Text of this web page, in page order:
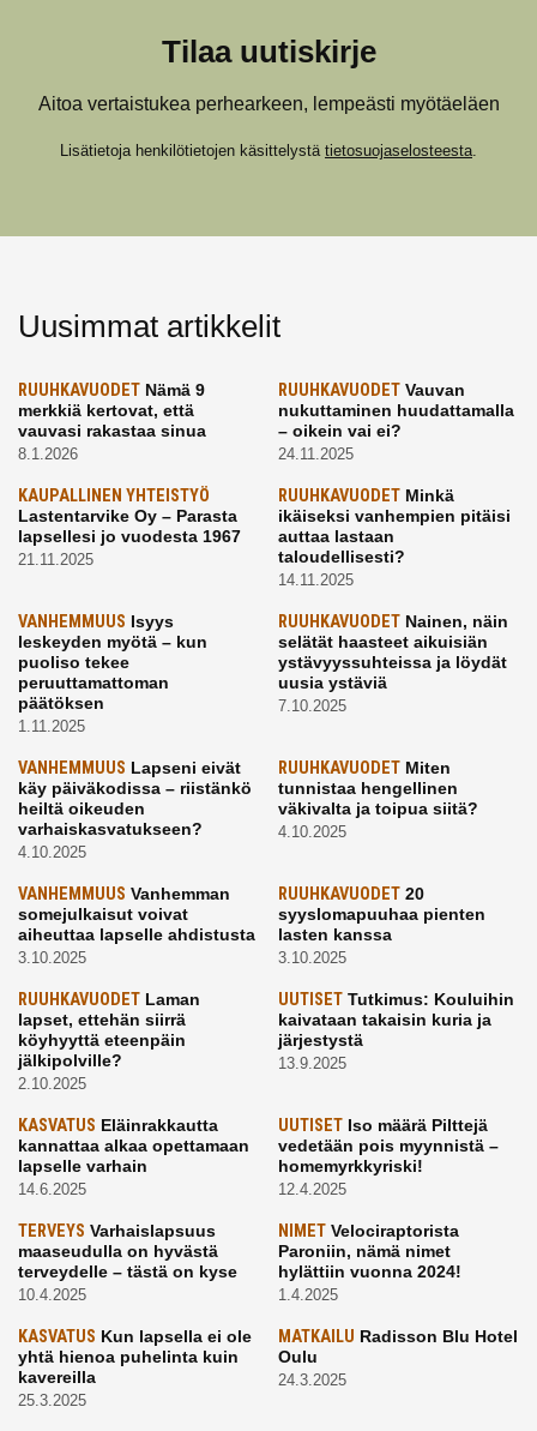
Tilaa uutiskirje
Aitoa vertaistukea perhearkeen, lempeästi myötäeläen
Lisätietoja henkilötietojen käsittelystä tietosuojaselosteesta.
Uusimmat artikkelit
RUUHKAVUODET Nämä 9
merkkiä kertovat, että
vauvasi rakastaa sinua
8.1.2026
RUUHKAVUODETVauvan
nukuttaminen huudattamalla
– oikein vai ei?
24.11.2025
KAUPALLINEN YHTEISTYÖ
Lastentarvike Oy – Parasta
lapsellesi jo vuodesta 1967
21.11.2025
RUUHKAVUODETMinkä
ikäiseksi vanhempien pitäisi
auttaa lastaan
taloudellisesti?
14.11.2025
VANHEMMUUS Isyys
leskeyden myötä – kun
puoliso tekee
peruuttamattoman
päätöksen
1.11.2025
RUUHKAVUODETNainen, näin
selätät haasteet aikuisiän
ystävyyssuhteissa ja löydät
uusia ystäviä
7.10.2025
VANHEMMUUS Lapseni eivät
käy päiväkodissa – riistänkö
heiltä oikeuden
varhaiskasvatukseen?
4.10.2025
RUUHKAVUODETMiten
tunnistaa hengellinen
väkivalta ja toipua siitä?
4.10.2025
VANHEMMUUS Vanhemman
somejulkaisut voivat
aiheuttaa lapselle ahdistusta
3.10.2025
RUUHKAVUODET20
syyslomapuuhaa pienten
lasten kanssa
3.10.2025
RUUHKAVUODET Laman
lapset, ettehän siirrä
köyhyyttä eteenpäin
jälkipolville?
2.10.2025
UUTISETTutkimus: Kouluihin
kaivataan takaisin kuria ja
järjestystä
13.9.2025
KASVATUS Eläinrakkautta
kannattaa alkaa opettamaan
lapselle varhain
14.6.2025
UUTISETIso määrä Pilttejä
vedetään pois myynnistä –
homemyrkkyriski!
12.4.2025
TERVEYS Varhaislapsuus
maaseudulla on hyvästä
terveydelle – tästä on kyse
10.4.2025
NIMETVelociraptorista
Paroniin, nämä nimet
hylättiin vuonna 2024!
1.4.2025
KASVATUS Kun lapsella ei ole
yhtä hienoa puhelinta kuin
kavereilla
25.3.2025
MATKAILU Radisson Blu Hotel
Oulu
24.3.2025